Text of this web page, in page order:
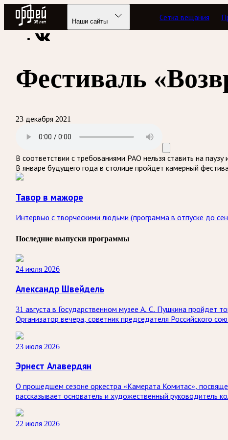
Радио Орфей
Наши сайты Сетка вещания
Радио классической музыки «Орфей» Программы в эфире
Фестиваль
23 декабря 2021
В соответствии с требованиями РАО нельзя ставить на
В январе будущего года в столице пройдет камерный
Тавор в мажоре
Интервью с творческими людьми (программа в отпуске до
Последние выпуски программы
24 июля 2026
Александр Швейдель
31 августа в Государственном музее А. С. Пушкина пройдет
Организатор вечера, советник председателя Российского
23 июля 2026
Эрнест Алавердян
О прошедшем сезоне оркестра «Камерата Комитас»,
рассказывает основатель и художественный руководитель
22 июля 2026